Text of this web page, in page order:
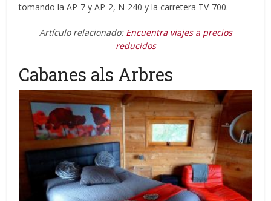
tomando la AP-7 y AP-2, N-240 y la carretera TV-700.
Artículo relacionado: Encuentra viajes a precios
reducidos
Cabanes als Arbres